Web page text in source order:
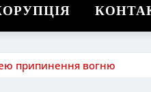
припинення вогню